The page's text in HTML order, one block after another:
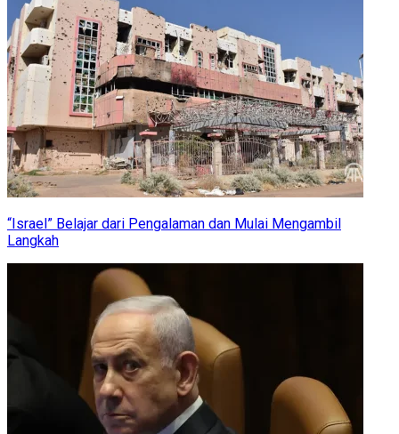
“Israel” Belajar dari Pengalaman dan Mulai Mengambil
Langkah